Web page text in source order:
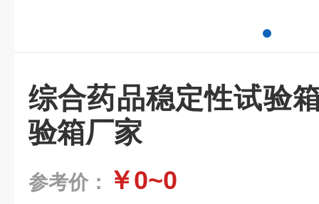
综合药品稳定性试验
验箱厂家
参考价： ￥0~0